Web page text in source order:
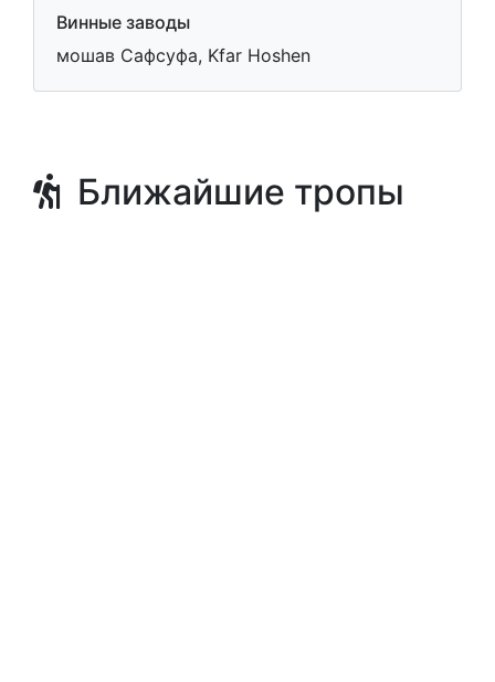
Винные заводы
мошав Сафсуфа, Kfar Hoshen
Ближайшие тропы